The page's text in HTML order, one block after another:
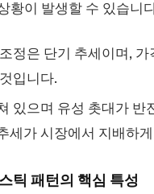
황이 발생할 수 있습니
정은 단기 추세이며, 가
입니다.
있으며 유성 촛대가 반
세가 시장에서 지배하
틱 패턴의 핵심 특성